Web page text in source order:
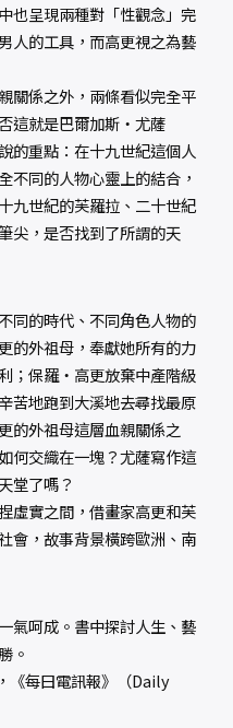
也呈現兩種對「性觀念」完
人的工具，而高更視之為藝
關係之外，兩條看似完全平
這就是巴爾加斯‧尤薩
重點：在十九世紀這個人
不同的人物心靈上的結合，
九世紀的芙羅拉、二十世紀
尖，是否找到了所謂的天
同的時代、不同角色人物的
的外祖母，奉獻她所有的力
；保羅‧高更放棄中產階級
苦地跑到大溪地去尋找最原
的外祖母這層血親關係之
何交織在一塊？尤薩寫作這
堂了嗎？
虛實之間，借畫家高更和芙
會，故事背景橫跨歐洲、南
氣呵成。書中探討人生、藝
。
《每曰電訊報》（Daily